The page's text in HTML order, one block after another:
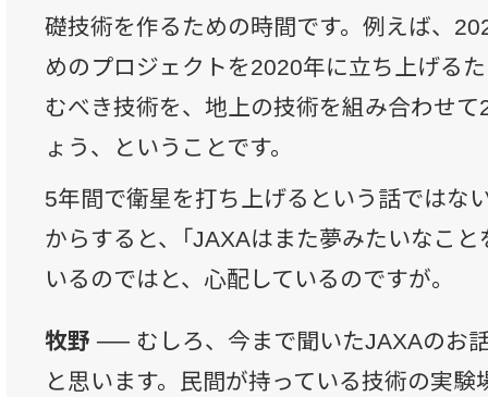
礎技術を作るための時間です。例えば、
めのプロジェクトを2020年に立ち上げる
むべき技術を、地上の技術を組み合わせ
ょう、ということです。
5年間で衛星を打ち上げるという話ではな
からすると、「JAXAはまた夢みたいなこと
いるのではと、心配しているのですが。
牧野 ── むしろ、今まで聞いたJAXAのお
と思います。民間が持っている技術の実験